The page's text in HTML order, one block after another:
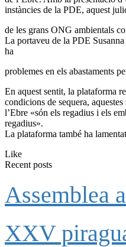
instàncies de la PDE, aquest
de les grans ONG ambientals
La portaveu de la PDE
ha
problemes en els abastaments
En aquest sentit, la plataforma
condicions de sequera,
l’Ebre «són els regadius i els
regadius».
La plataforma també ha
Like
Recent posts
Assemblea
XXV